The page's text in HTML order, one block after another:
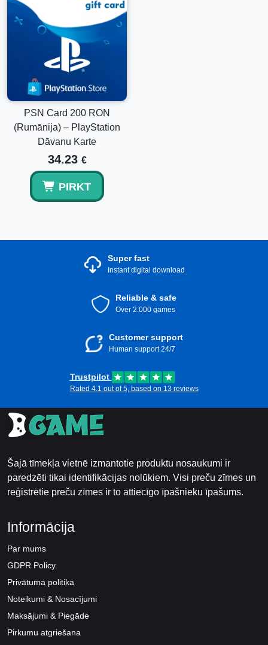
PSN Card 200 RON
(Rumānija) – PlayStation
Dāvanu Karte
34.23 €
PIRKT
Super fast
Instant digital download
Reliable & safe
Over 2.000 games
Customer support
Human support 24/7
Trustpilot
Rated 4.1 out of 5, based on 13 reviews
Šajā tīmekļa vietnē izmantotie produktu nosaukumi ir
paredzēti tikai identifikācijas nolūkiem. Visi preču zīmes un
reģistrētie preču zīmes ir to attiecīgo īpašnieku īpašums.
Informācija
Par mums
GDPR Policy
Privātuma politika
Noteikumi & Nosacījumi
Maksājumi & Piegāde
Pirkumu atgriešana